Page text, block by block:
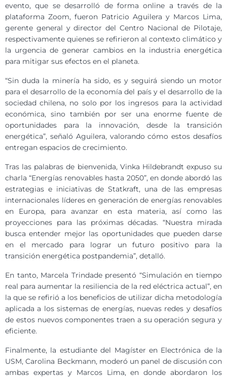
evento, que se desarrolló de forma online a través de la
plataforma Zoom, fueron Patricio Aguilera y Marcos Lima,
gerente general y director del Centro Nacional de Pilotaje,
respectivamente quienes se refirieron al contexto climático y
la urgencia de generar cambios en la industria energética
para mitigar sus efectos en el planeta.
“Sin duda la minería ha sido, es y seguirá siendo un motor
para el desarrollo de la economía del país y el desarrollo de la
sociedad chilena, no solo por los ingresos para la actividad
económica, sino también por ser una enorme fuente de
oportunidades para la innovación, desde la transición
energética”, señaló Aguilera, valorando cómo estos desafíos
entregan espacios de crecimiento.
Tras las palabras de bienvenida, Vinka Hildebrandt expuso su
charla “Energías renovables hasta 2050”, en donde abordó las
estrategias e iniciativas de Statkraft, una de las empresas
internacionales líderes en generación de energías renovables
en Europa, para avanzar en esta materia, así como las
proyecciones para las próximas décadas. “Nuestra mirada
busca entender mejor las oportunidades que pueden darse
en el mercado para lograr un futuro positivo para la
transición energética postpandemia”, detalló.
En tanto, Marcela Trindade presentó “Simulación en tiempo
real para aumentar la resiliencia de la red eléctrica actual”, en
la que se refirió a los beneficios de utilizar dicha metodología
aplicada a los sistemas de energías, nuevas redes y desafíos
de estos nuevos componentes traen a su operación segura y
eficiente.
Finalmente, la estudiante del Magíster en Electrónica de la
USM, Carolina Beckmann, moderó un panel de discusión con
ambas expertas y Marcos Lima, en donde abordaron los